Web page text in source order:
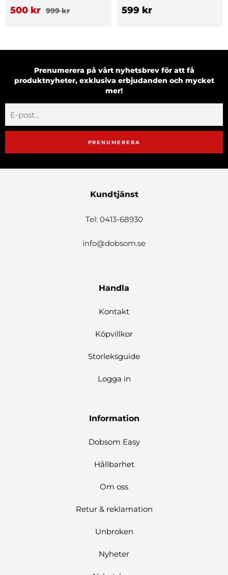
500 kr 999 kr 599 kr
Prenumerera på vårt nyhetsbrev för att få
produktnyheter, exklusiva erbjudanden och mycket
mer!
PRENUMERERA
Kundtjänst
Tel: 0413-68930
info@dobsom.se
Handla
Kontakt
Köpvillkor
Storleksguide
Logga in
Information
Dobsom Easy
Hållbarhet
Om oss
Retur & reklamation
Unbroken
Nyheter